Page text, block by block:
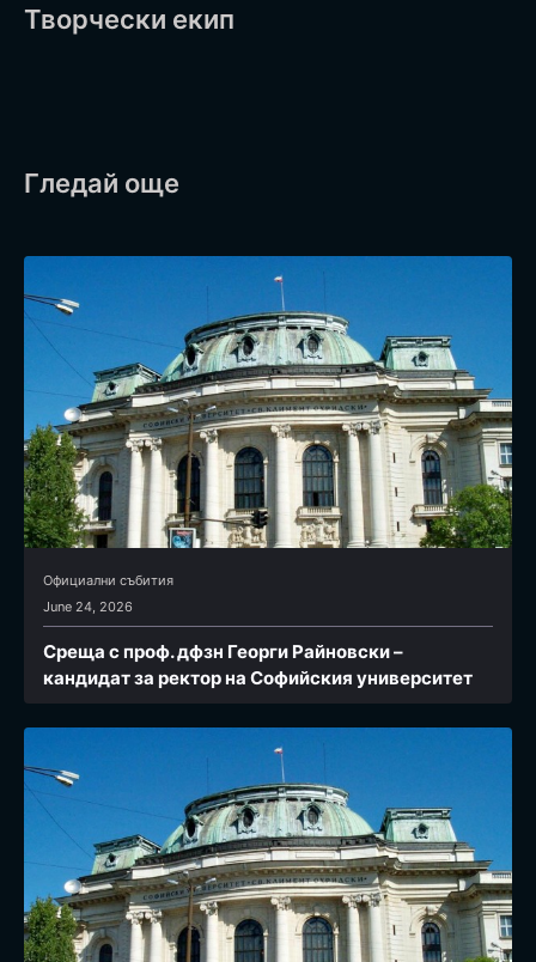
Творчески екип
Гледай още
Официални събития
June 24, 2026
Среща с проф. дфзн Георги Райновски –
кандидат за ректор на Софийския университет